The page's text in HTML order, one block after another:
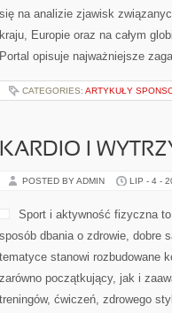
się na analizie zjawisk
kraju, Europie oraz na całym
Portal opisuje najważniejsze
CATEGORIES: ARTYKUŁY
KARDIO I
POSTED BY ADMIN LIP - 4 -
Sport i aktywność fizyczna
sposób dbania o zdrowie, dobre
tematyce stanowi rozbudowane
zarówno początkujący, jak i
treningów, ćwiczeń, zdrowego